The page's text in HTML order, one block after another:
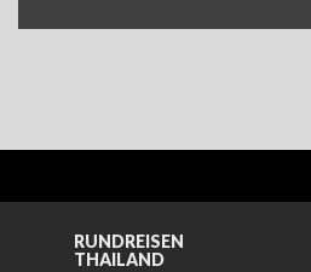
RUNDREISEN
THAILAND